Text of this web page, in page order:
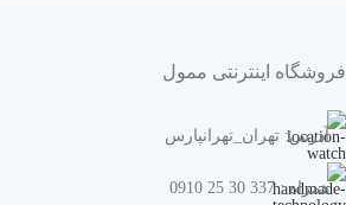
فروشگاه اینترنتی ممول
آدرس: تهران_تهرانپارس
همراه : 337 30 25 0910